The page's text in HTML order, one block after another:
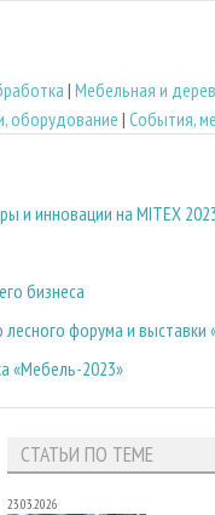
| Мебельная и
оборудование | События,
и инновации на MITEX
бизнеса
форума и выставки
«Мебель-2023»
СТАТЬИ ПО ТЕМЕ
23.03.2026